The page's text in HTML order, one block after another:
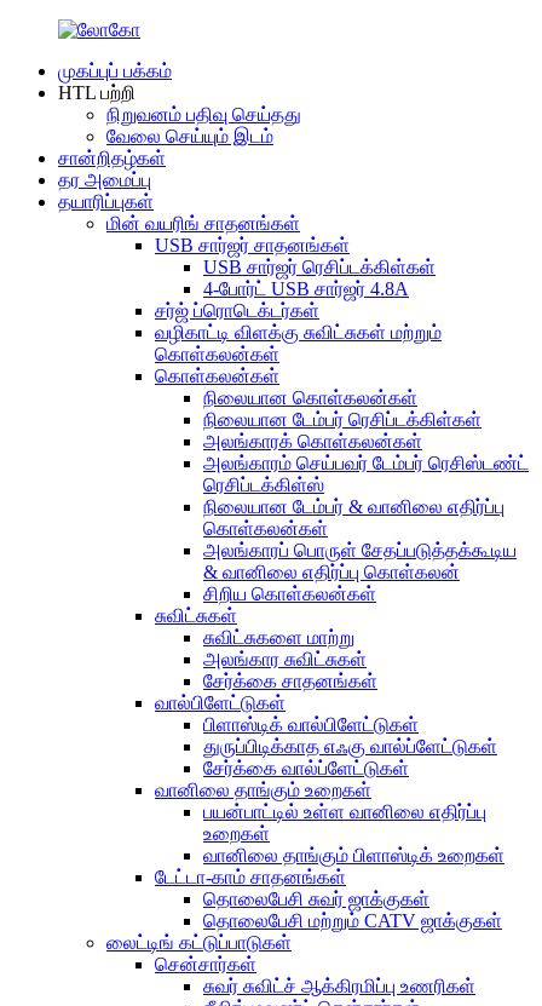
முகப்புப் பக்கம்
HTL பற்றி
நிறுவனம் பதிவு செய்தது
வேலை செய்யும் இடம்
சான்றிதழ்கள்
தர அமைப்பு
தயாரிப்புகள்
மின் வயரிங் சாதனங்கள்
USB சார்ஜர் சாதனங்கள்
USB சார்ஜர் ரெசிப்டக்கிள்கள்
4-போர்ட் USB சார்ஜர் 4.8A
சர்ஜ் ப்ரொடெக்டர்கள்
வழிகாட்டி விளக்கு சுவிட்சுகள் மற்றும்
கொள்கலன்கள்
கொள்கலன்கள்
நிலையான கொள்கலன்கள்
நிலையான டேம்பர் ரெசிப்டக்கிள்கள்
அலங்காரக் கொள்கலன்கள்
அலங்காரம் செய்பவர் டேம்பர் ரெசிஸ்டண்ட்
ரெசிப்டக்கிள்ஸ்
நிலையான டேம்பர் & வானிலை எதிர்ப்பு
கொள்கலன்கள்
அலங்காரப் பொருள் சேதப்படுத்தக்கூடிய
& வானிலை எதிர்ப்பு கொள்கலன்
சிறிய கொள்கலன்கள்
சுவிட்சுகள்
சுவிட்சுகளை மாற்று
அலங்கார சுவிட்சுகள்
சேர்க்கை சாதனங்கள்
வால்பிளேட்டுகள்
பிளாஸ்டிக் வால்பிளேட்டுகள்
துருப்பிடிக்காத எஃகு வால்ப்ளேட்டுகள்
சேர்க்கை வால்ப்ளேட்டுகள்
வானிலை தாங்கும் உறைகள்
பயன்பாட்டில் உள்ள வானிலை எதிர்ப்பு
உறைகள்
வானிலை தாங்கும் பிளாஸ்டிக் உறைகள்
டேட்டா-காம் சாதனங்கள்
தொலைபேசி சுவர் ஜாக்குகள்
தொலைபேசி மற்றும் CATV ஜாக்குகள்
லைட்டிங் கட்டுப்பாடுகள்
சென்சார்கள்
சுவர் சுவிட்ச் ஆக்கிரமிப்பு உணரிகள்